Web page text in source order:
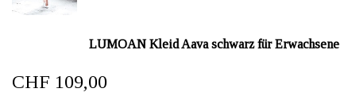
LUMOAN Kleid Aava schwarz für Erwachsene
CHF 109,00